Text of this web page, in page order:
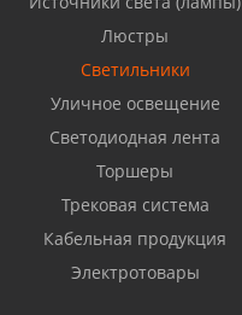
ул. Октябрьская, 24
ул. Комарова, 55
ул. Свердлова, 28
Люстры
Светильники
Уличное освещение
Светодиодная лента
Торшеры
Трековая система
Кабельная продукция
Электротовары